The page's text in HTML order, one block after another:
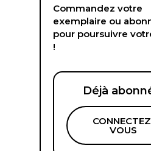
Commandez votre
exemplaire ou
pour poursuivre
!
Déjà
VOUS